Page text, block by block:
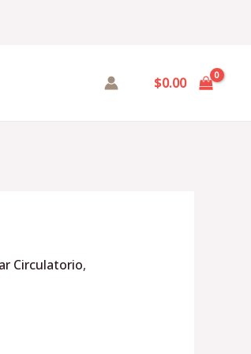
$0.00
Circulatorio,